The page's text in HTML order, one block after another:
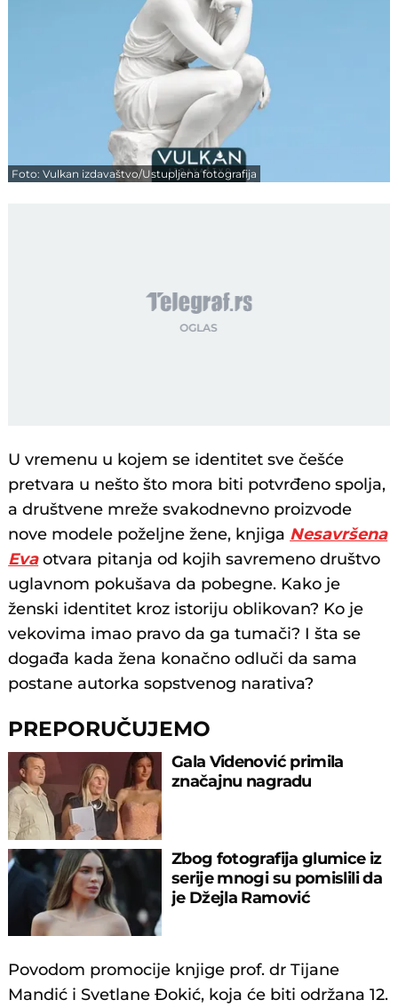
Foto: Vulkan izdavaštvo/Ustupljena fotografija
U vremenu u kojem se identitet sve češće
pretvara u nešto što mora biti potvrđeno spolja,
a društvene mreže svakodnevno proizvode
nove modele poželjne žene, knjiga Nesavršena
Evaotvara pitanja od kojih savremeno društvo
uglavnom pokušava da pobegne. Kako je
ženski identitet kroz istoriju oblikovan? Ko je
vekovima imao pravo da ga tumači? I šta se
događa kada žena konačno odluči da sama
postane autorka sopstvenog narativa?
PREPORUČUJEMO
Gala Videnović primila
značajnu nagradu
Zbog fotografija glumice iz
serije mnogi su pomislili da
je Džejla Ramović
Povodom promocije knjige prof. dr Tijane
Mandić i Svetlane Đokić, koja će biti održana 12.